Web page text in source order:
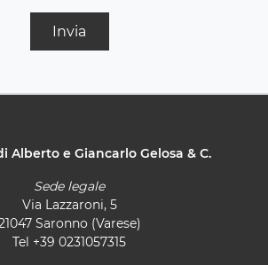
Invia
Alberto e Giancarlo Gelosa & C.
Sede legale
Via Lazzaroni, 5
Saronno (Varese)
Tel +39 0231057315